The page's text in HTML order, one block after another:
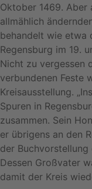
Oktober 1469. Aber
allmählich
behandelt wie etwa
Regensburg im 19.
Nicht zu vergessen
verbundenen Feste
Kreisausstellung.
Spuren in
zusammen. Sein
er übrigens an den
der Buchvorstellung
Dessen Großvater
damit der Kreis